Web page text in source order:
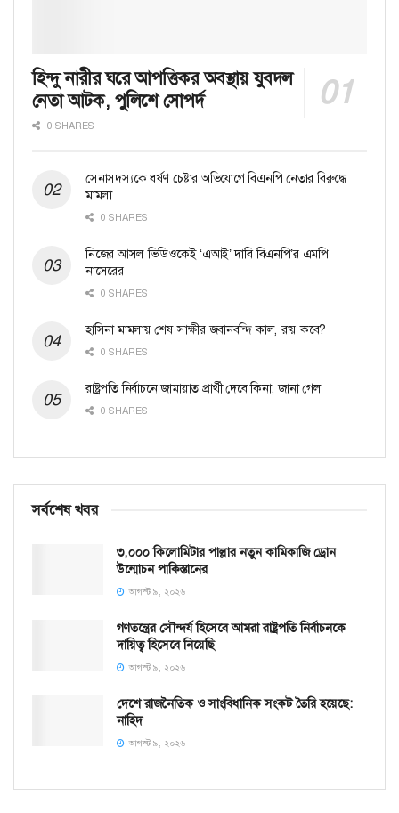
হিন্দু নারীর ঘরে আপত্তিকর অবস্থায় যুবদল
নেতা আটক, পুলিশে সোপর্দ
0 SHARES
সেনাসদস্যকে ধর্ষণ চেষ্টার অভিযোগে বিএনপি নেতার বিরুদ্ধে
মামলা
0 SHARES
নিজের আসল ভিডিওকেই ‘এআই’ দাবি বিএনপি’র এমপি
নাসেরের
0 SHARES
হাসিনা মামলায় শেষ সাক্ষীর জবানবন্দি কাল, রায় কবে?
0 SHARES
রাষ্ট্রপতি নির্বাচনে জামায়াত প্রার্থী দেবে কিনা, জানা গেল
0 SHARES
সর্বশেষ খবর
৩,০০০ কিলোমিটার পাল্লার নতুন কামিকাজি ড্রোন
উন্মোচন পাকিস্তানের
আগস্ট ৯, ২০২৬
গণতন্ত্রের সৌন্দর্য হিসেবে আমরা রাষ্ট্রপতি নির্বাচনকে
দায়িত্ব হিসেবে নিয়েছি
আগস্ট ৯, ২০২৬
দেশে রাজনৈতিক ও সাংবিধানিক সংকট তৈরি হয়েছে:
নাহিদ
আগস্ট ৯, ২০২৬